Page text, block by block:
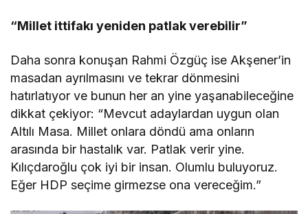
“Millet ittifakı yeniden patlak verebilir”
Daha sonra konuşan Rahmi Özgüç ise Akşener’in
masadan ayrılmasını ve tekrar dönmesini
hatırlatıyor ve bunun her an yine yaşanabileceğine
dikkat çekiyor: “Mevcut adaylardan uygun olan
Altılı Masa. Millet onlara döndü ama onların
arasında bir hastalık var. Patlak verir yine.
Kılıçdaroğlu çok iyi bir insan. Olumlu buluyoruz.
Eğer HDP seçime girmezse ona vereceğim.”